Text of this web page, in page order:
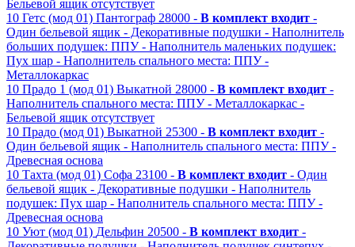
Бельевой ящик отсутствует
10 Гетс (мод 01) Пантограф 28000 - В комплект входит -
Один бельевой ящик - Декоративные подушки - Наполнитель
больших подушек: ППУ - Наполнитель маленьких подушек:
Пух шар - Наполнитель спального места: ППУ -
Металлокаркас
10 Прадо 1 (мод 01) Выкатной 28000 - В комплект входит -
Наполнитель спального места: ППУ - Металлокаркас -
Бельевой ящик отсутствует
10 Прадо (мод 01) Выкатной 25300 - В комплект входит -
Один бельевой ящик - Наполнитель спального места: ППУ -
Древесная основа
10 Тахта (мод 01) Софа 23100 - В комплект входит - Один
бельевой ящик - Декоративные подушки - Наполнитель
подушек: Пух шар - Наполнитель спального места: ППУ -
Древесная основа
10 Уют (мод 01) Дельфин 20500 - В комплект входит -